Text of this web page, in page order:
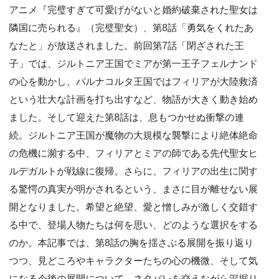
アニメ『完璧すぎて可愛げがないと婚約破棄された聖女は
隣国に売られる』（完璧聖女）、第8話「勇気をくれたあ
なたと」が放送されました。前回第7話「閉ざされた王
子」では、ジルトニア王国でミアが第一王子フェルナンド
の心を動かし、パルナコルタ王国ではフィリアが大陸救済
という壮大な計画を打ち出すなど、物語が大きく動き始め
ました。そして迎えた第8話は、息もつかせぬ衝撃の連
続。ジルトニア王国が魔物の大規模な襲撃により絶体絶命
の危機に瀕する中、フィリアとミアの師である先代聖女ヒ
ルデガルトが戦線に復帰。さらに、フィリアの出生に関す
る驚愕の真実が明かされるという、まさに目が離せない展
開となりました。希望と絶望、愛と憎しみが激しく交錯す
る中で、登場人物たちは何を思い、どのような選択をする
のか。本記事では、第8話の胸を揺さぶる展開を振り返り
つつ、見どころやキャラクターたちの心の機微、そして気